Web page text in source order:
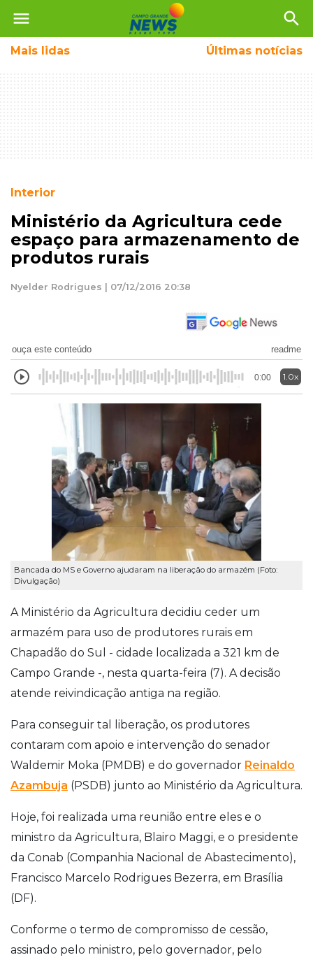
menu search
Mais lidas Últimas notícias
Interior
Ministério da Agricultura cede
espaço para armazenamento de
produtos rurais
Nyelder Rodrigues | 07/12/2016 20:38
ouça este conteúdo readme
0:00 1.0x
Bancada do MS e Governo ajudaram na liberação do armazém (Foto:
Divulgação)
A Ministério da Agricultura decidiu ceder um
armazém para uso de produtores rurais em
Chapadão do Sul - cidade localizada a 321 km de
Campo Grande -, nesta quarta-feira (7). A decisão
atende reivindicação antiga na região.
Para conseguir tal liberação, os produtores
contaram com apoio e intervenção do senador
Waldemir Moka (PMDB) e do governador Reinaldo
Azambuja (PSDB) junto ao Ministério da Agricultura.
Hoje, foi realizada uma reunião entre eles e o
ministro da Agricultura, Blairo Maggi, e o presidente
da Conab (Companhia Nacional de Abastecimento),
Francisco Marcelo Rodrigues Bezerra, em Brasília
(DF).
Conforme o termo de compromisso de cessão,
assinado pelo ministro, pelo governador, pelo